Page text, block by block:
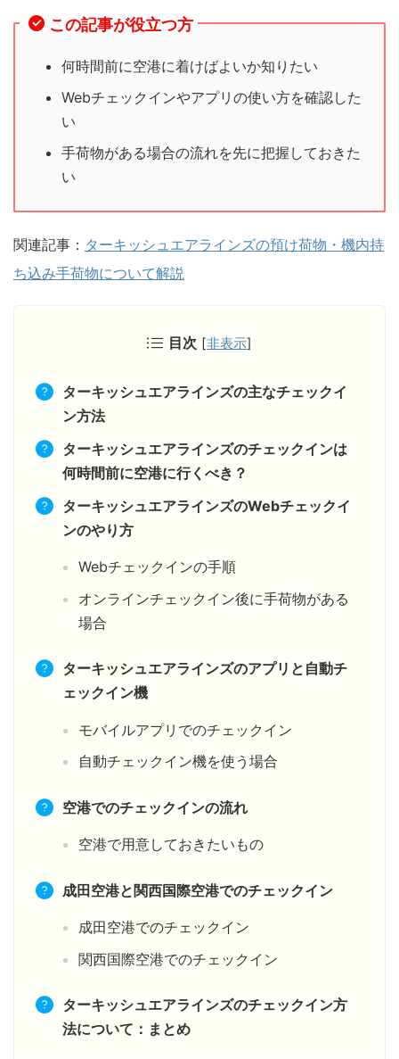
この記事が役立つ方
何時間前に空港に着けばよいか知りたい
Webチェックインやアプリの使い方を確認した
い
手荷物がある場合の流れを先に把握しておきた
い
関連記事： ターキッシュエアラインズの預け荷物・機内持
ち込み手荷物について解説
目次 [非表示]
ターキッシュエアラインズの主なチェックイ
ン方法
ターキッシュエアラインズのチェックインは
何時間前に空港に行くべき？
ターキッシュエアラインズのWebチェックイ
ンのやり方
Webチェックインの手順
オンラインチェックイン後に手荷物がある
場合
ターキッシュエアラインズのアプリと自動チ
ェックイン機
モバイルアプリでのチェックイン
自動チェックイン機を使う場合
空港でのチェックインの流れ
空港で用意しておきたいもの
成田空港と関西国際空港でのチェックイン
成田空港でのチェックイン
関西国際空港でのチェックイン
ターキッシュエアラインズのチェックイン方
法について：まとめ